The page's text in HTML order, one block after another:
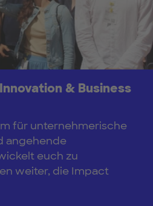
& Business
für unternehmerische
angehende
euch zu
weiter, die Impact